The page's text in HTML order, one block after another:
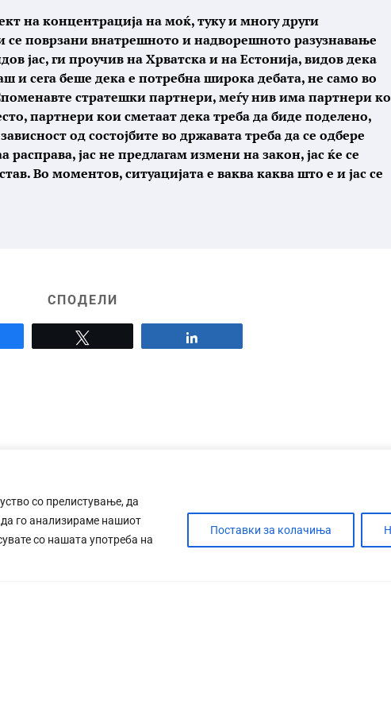
со прелистување, да
го анализираме нашиот
со нашата употреба на
Поставки за колачиња
на концентрација на моќ, туку и многу други
поврзани внатрешното и надворешното разузнавање
јас, ги проучив на Хрватска и на Естонија, видов дека
и сега беше дека е потребна широка дебата, не само во
стратешки партнери, меѓу нив има партнери
партнери кои сметаат дека треба да биде поделено,
од состојбите во државата треба да се одбере
расправа, јас не предлагам измени на закон, јас ќе се
Во моментов, ситуацијата е ваква каква што е и јас се
СПОДЕЛИ